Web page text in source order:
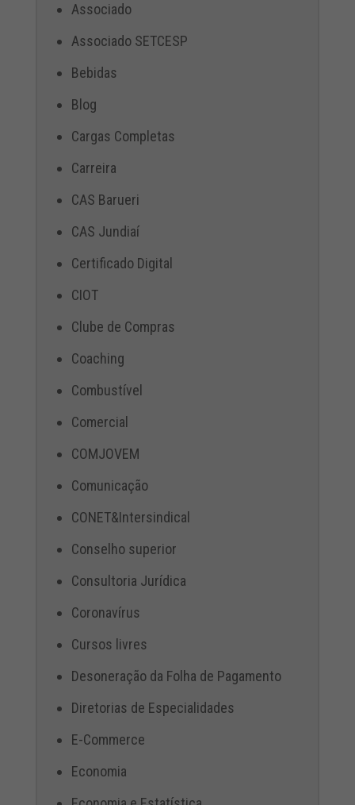
Associado
Associado SETCESP
Bebidas
Blog
Cargas Completas
Carreira
CAS Barueri
CAS Jundiaí
Certificado Digital
CIOT
Clube de Compras
Coaching
Combustível
Comercial
COMJOVEM
Comunicação
CONET&Intersindical
Conselho superior
Consultoria Jurídica
Coronavírus
Cursos livres
Desoneração da Folha de Pagamento
Diretorias de Especialidades
E-Commerce
Economia